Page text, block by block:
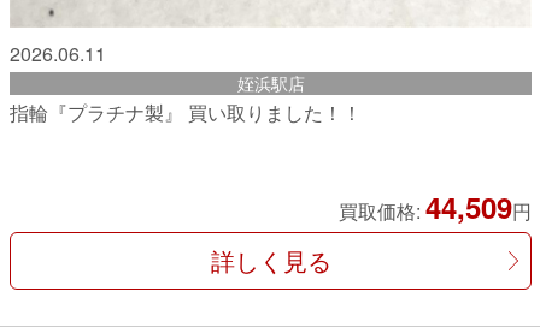
2026.06.11
姪浜駅店
指輪『プラチナ製』 買い取りました！！
買取価格: 44,509円
詳しく見る